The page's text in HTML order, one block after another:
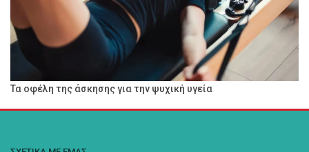
Τα οφέλη της άσκησης για την ψυχική υγεία